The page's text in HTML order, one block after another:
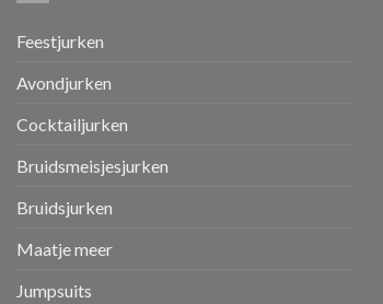
Feestjurken
Avondjurken
Cocktailjurken
Bruidsmeisjesjurken
Bruidsjurken
Maatje meer
Jumpsuits